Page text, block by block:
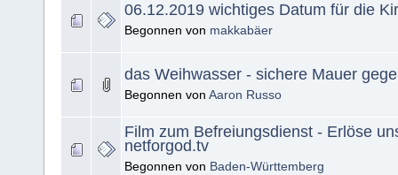
06.12.2019 wichtiges Datum für die
Begonnen von makkabäer
das Weihwasser - sichere Mauer
Begonnen von Aaron Russo
Film zum Befreiungsdienst - Erlöse
netforgod.tv
Begonnen von Baden-Württemberg